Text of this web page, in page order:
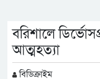
বরিশালে
আত্মহত্যা
বিডিক্রাইম